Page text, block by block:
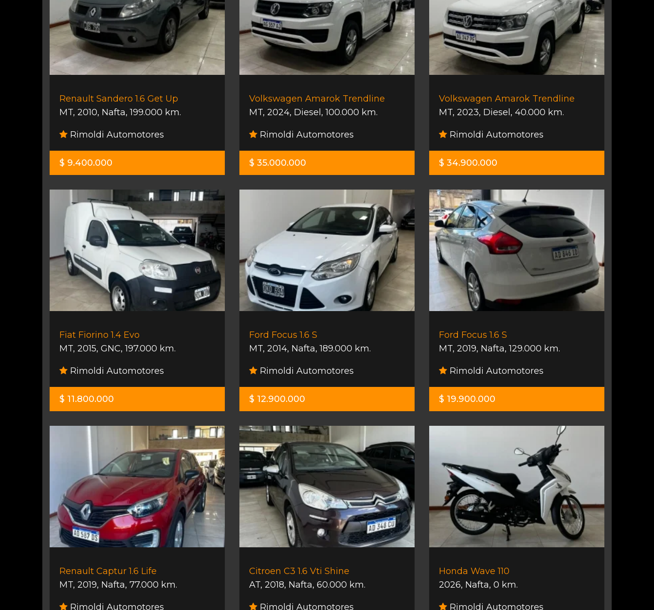
Renault Sandero 1.6 Get Up
MT, 2010, Nafta,199.000 km.
Rimoldi Automotores
$ 9.400.000
Volkswagen Amarok Trendline
MT, 2024, Diesel ,100.000 km.
Rimoldi Automotores
$ 35.000.000
Volkswagen Amarok Trendline
MT, 2023, Diesel , 40.000 km.
Rimoldi Automotores
$ 34.900.000
Fiat Fiorino 1.4 Evo
MT, 2015, GNC,197.000 km.
Rimoldi Automotores
$ 11.800.000
Ford Focus 1.6 S
MT, 2014, Nafta,189.000 km.
Rimoldi Automotores
$ 12.900.000
Ford Focus 1.6 S
MT, 2019, Nafta,129.000 km.
Rimoldi Automotores
$ 19.900.000
Renault Captur 1.6 Life
MT, 2019, Nafta, 77.000 km.
Rimoldi Automotores
Citroen C3 1.6 Vti Shine
AT, 2018, Nafta, 60.000 km.
Rimoldi Automotores
Honda Wave 110
2026, Nafta, 0 km.
Rimoldi Automotores